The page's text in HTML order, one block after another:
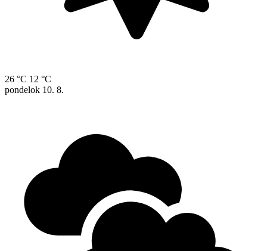
26 °C 12 °C
pondelok 10. 8.